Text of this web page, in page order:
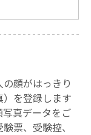
顔がはっきり
を登録します
真データをご
票、受験控、